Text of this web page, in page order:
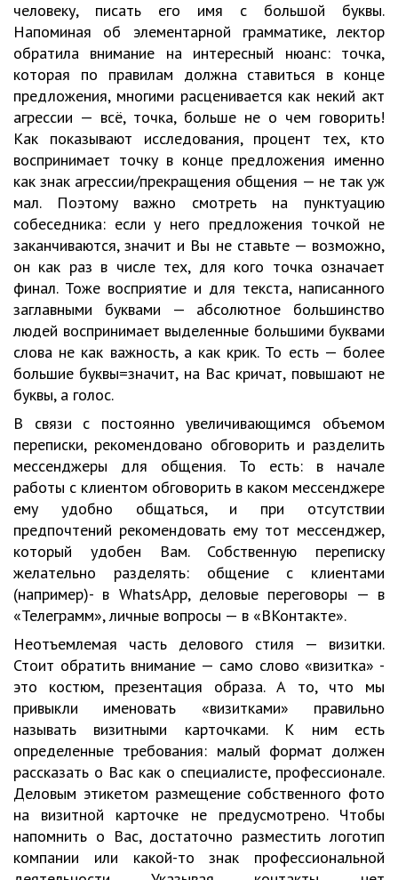
человеку, писать его имя с большой буквы.
Напоминая об элементарной грамматике, лектор
обратила внимание на интересный нюанс: точка,
которая по правилам должна ставиться в конце
предложения, многими расценивается как некий акт
агрессии — всё, точка, больше не о чем говорить!
Как показывают исследования, процент тех, кто
воспринимает точку в конце предложения именно
как знак агрессии/прекращения общения — не так уж
мал. Поэтому важно смотреть на пунктуацию
собеседника: если у него предложения точкой не
заканчиваются, значит и Вы не ставьте — возможно,
он как раз в числе тех, для кого точка означает
финал. Тоже восприятие и для текста, написанного
заглавными буквами — абсолютное большинство
людей воспринимает выделенные большими буквами
слова не как важность, а как крик. То есть — более
большие буквы=значит, на Вас кричат, повышают не
буквы, а голос.
В связи с постоянно увеличивающимся объемом
переписки, рекомендовано обговорить и разделить
мессенджеры для общения. То есть: в начале
работы с клиентом обговорить в каком мессенджере
ему удобно общаться, и при отсутствии
предпочтений рекомендовать ему тот мессенджер,
который удобен Вам. Собственную переписку
желательно разделять: общение с клиентами
(например)- в WhatsApp, деловые переговоры — в
«Телеграмм», личные вопросы — в «ВКонтакте».
Неотъемлемая часть делового стиля — визитки.
Стоит обратить внимание — само слово «визитка» -
это костюм, презентация образа. А то, что мы
привыкли именовать «визитками» правильно
называть визитными карточками. К ним есть
определенные требования: малый формат должен
рассказать о Вас как о специалисте, профессионале.
Деловым этикетом размещение собственного фото
на визитной карточке не предусмотрено. Чтобы
напомнить о Вас, достаточно разместить логотип
компании или какой-то знак профессиональной